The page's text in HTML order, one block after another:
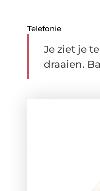
Telefonie
Je ziet je
draaien.